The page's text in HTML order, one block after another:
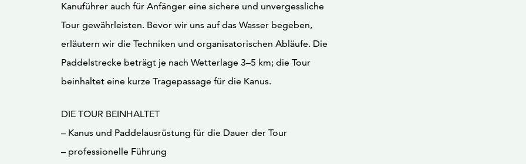
Kanuführer auch für Anfänger eine sichere und unvergessliche
Tour gewährleisten. Bevor wir uns auf das Wasser begeben,
erläutern wir die Techniken und organisatorischen Abläufe. Die
Paddelstrecke beträgt je nach Wetterlage 3–5 km; die Tour
beinhaltet eine kurze Tragepassage für die Kanus.
DIE TOUR BEINHALTET
– Kanus und Paddelausrüstung für die Dauer der Tour
– professionelle Führung